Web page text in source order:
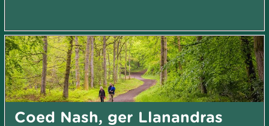
Coed Nash, ger Llanandras